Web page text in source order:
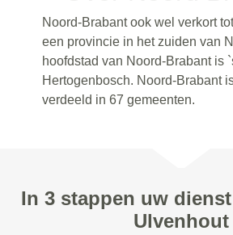
Noord-Brabant ook wel verkort
een provincie in het zuiden van
hoofdstad van Noord-Brabant is
Hertogenbosch. Noord-Brabant
verdeeld in 67 gemeenten.
In 3 stappen uw
Ulvenhout